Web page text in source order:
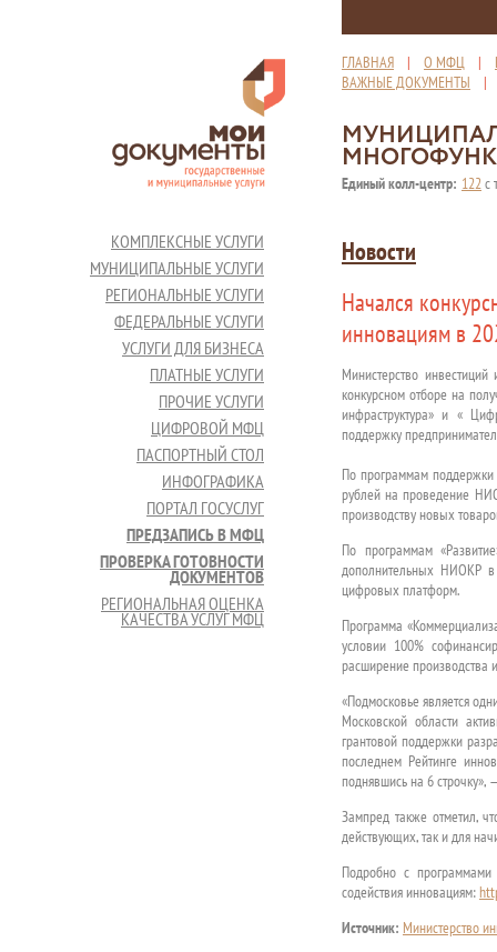
ГЛАВНАЯ | О МФЦ |
ВАЖНЫЕ ДОКУМЕНТЫ
Единый колл-центр: 122с
КОМПЛЕКСНЫЕ УСЛУГИ
МУНИЦИПАЛЬНЫЕ УСЛУГИ
РЕГИОНАЛЬНЫЕ УСЛУГИ
ФЕДЕРАЛЬНЫЕ УСЛУГИ
УСЛУГИ ДЛЯ БИЗНЕСА
ПЛАТНЫЕ УСЛУГИ
ПРОЧИЕ УСЛУГИ
ЦИФРОВОЙ МФЦ
ПАСПОРТНЫЙ СТОЛ
ИНФОГРАФИКА
ПОРТАЛ ГОСУСЛУГ
ПРЕДЗАПИСЬ В МФЦ
ПРОВЕРКА ГОТОВНОСТИ
ДОКУМЕНТОВ
РЕГИОНАЛЬНАЯ ОЦЕНКА
КАЧЕСТВА УСЛУГ МФЦ
Новости
Начался
инновациям в
Министерство
конкурсном отборе на
инфраструктура» и «
поддержку
По программам поддержки
рублей на проведение
производству новых
По программам
дополнительных НИОКР
цифровых платформ.
Программа
условии 100%
расширение производства
«Подмосковье является
Московской области
грантовой поддержки
последнем Рейтинге
поднявшись на 6 строчку»,
Зампред также отметил,
действующих, так и для
Подробно с
содействия инновациям:
Источник: Министерство